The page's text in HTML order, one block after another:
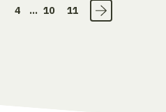
4 ... 10 11